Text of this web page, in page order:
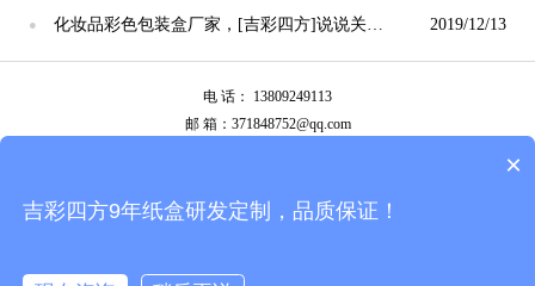
[吉彩四方]
●
化妆品彩色包装盒厂家，[吉彩四方]说说关于
颜色的二三事
2019/12/13
电 话： 13809249113
邮 箱：371848752@qq.com
×
吉彩四方9年纸盒研发定制，品质保证！